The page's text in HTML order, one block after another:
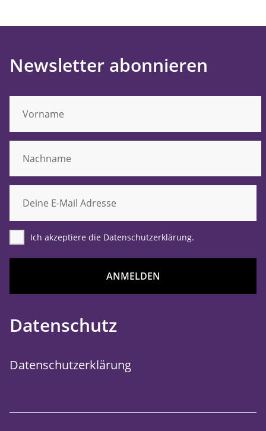
Newsletter abonnieren
Ich akzeptiere die Datenschutzerklärung.
ANMELDEN
Datenschutz
Datenschutzerklärung